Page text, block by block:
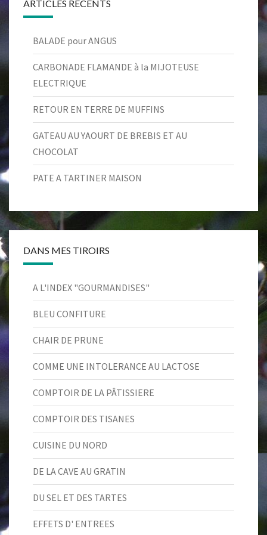
ARTICLES RÉCENTS
BALADE pour ANGUS
CARBONADE FLAMANDE à la MIJOTEUSE
ELECTRIQUE
RETOUR EN TERRE DE MUFFINS
GATEAU AU YAOURT DE BREBIS ET AU
CHOCOLAT
PATE A TARTINER MAISON
DANS MES TIROIRS
A L'INDEX "GOURMANDISES"
BLEU CONFITURE
CHAIR DE PRUNE
COMME UNE INTOLERANCE AU LACTOSE
COMPTOIR DE LA PÂTISSIERE
COMPTOIR DES TISANES
CUISINE DU NORD
DE LA CAVE AU GRATIN
DU SEL ET DES TARTES
EFFETS D' ENTREES